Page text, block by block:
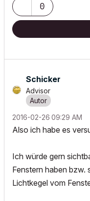
0
Schicker
Advisor
‎2016-02-26 09:29 AM
Also ich habe es
Ich würde gern
Fenstern haben bzw.
Lichtkegel vom